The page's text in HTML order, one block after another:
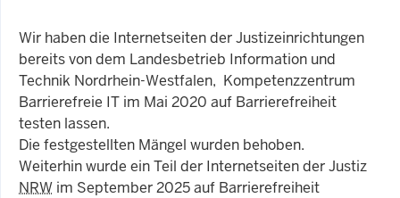
Wir haben die Internetseiten der Justizeinrichtungen
bereits von dem Landesbetrieb Information und
Technik Nordrhein-Westfalen, Kompetenzzentrum
Barrierefreie IT im Mai 2020 auf Barrierefreiheit
testen lassen.
Die festgestellten Mängel wurden behoben.
Weiterhin wurde ein Teil der Internetseiten der Justiz
NRW im September 2025 auf Barrierefreiheit